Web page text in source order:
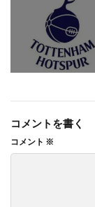
コメントを書く
コメント ※